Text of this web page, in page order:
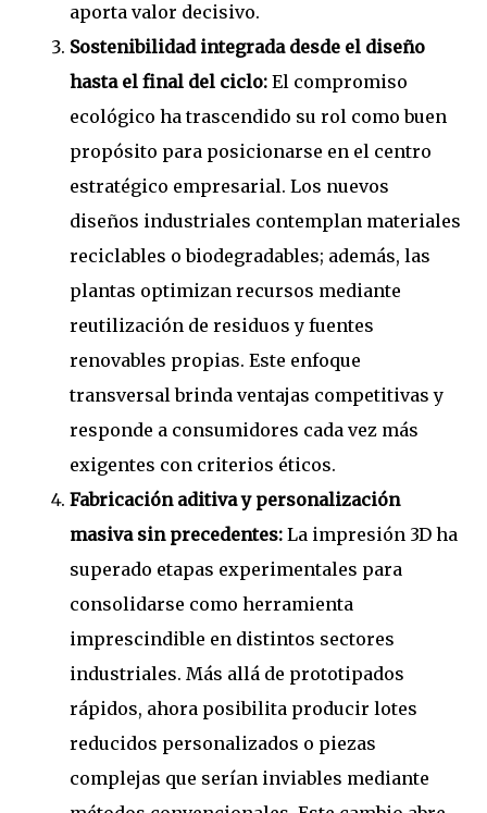
aporta valor decisivo.
Sostenibilidad integrada desde el diseño
hasta el final del ciclo: El compromiso
ecológico ha trascendido su rol como buen
propósito para posicionarse en el centro
estratégico empresarial. Los nuevos
diseños industriales contemplan materiales
reciclables o biodegradables; además, las
plantas optimizan recursos mediante
reutilización de residuos y fuentes
renovables propias. Este enfoque
transversal brinda ventajas competitivas y
responde a consumidores cada vez más
exigentes con criterios éticos.
Fabricación aditiva y personalización
masiva sin precedentes: La impresión 3D ha
superado etapas experimentales para
consolidarse como herramienta
imprescindible en distintos sectores
industriales. Más allá de prototipados
rápidos, ahora posibilita producir lotes
reducidos personalizados o piezas
complejas que serían inviables mediante